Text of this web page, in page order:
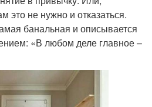
это не нужно и отказаться.
банальная и описывается
«В любом деле главное –